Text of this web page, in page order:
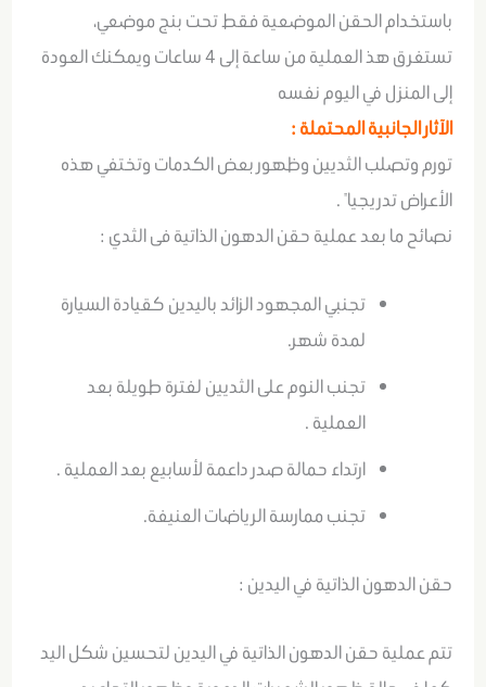
باستخدام الحقن الموضعية فقط تحت بنج موضعي،
تستغرق هذ العملية من ساعة إلى 4 ساعات ويمكنك العودة
إلى المنزل في اليوم نفسه
الآثار الجانبية المحتملة :
تورم وتصلب الثديين وظهور بعض الكدمات وتختفي هذه
الأعراض تدريجيا ً .
نصائح ما بعد عملية حقن الدهون الذاتية فى الثدي :
تجنبي المجهود الزائد باليدين كقيادة السيارة
لمدة شهر.
تجنب النوم على الثديين لفترة طويلة بعد
العملية .
ارتداء حمالة صدر داعمة لأسابيع بعد العملية .
تجنب ممارسة الرياضات العنيفة.
حقن الدهون الذاتية في اليدين :
تتم عملية حقن الدهون الذاتية في اليدين لتحسين شكل اليد